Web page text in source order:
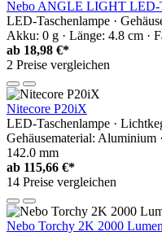
Nebo ANGLE LIGHT LED-
LED-Taschenlampe ·
Akku: 0 g · Länge: 4.8 cm ·
ab 18,98 €*
2 Preise vergleichen
Nitecore P20iX
LED-Taschenlampe ·
Gehäusematerial: Aluminium
142.0 mm
ab 115,66 €*
14 Preise vergleichen
Nebo Torchy 2K 2000 Lumen